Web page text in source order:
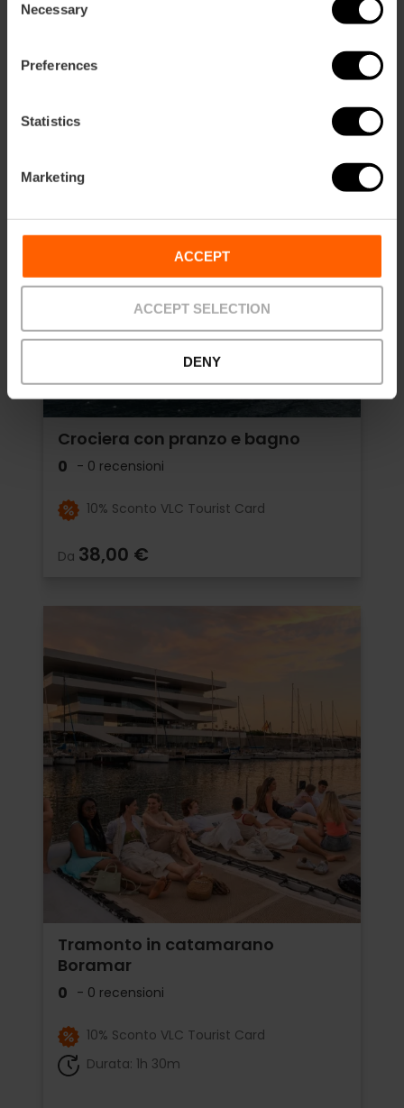
Selection
Necessary
Preferences
Statistics
Marketing
ACCEPT
ACCEPT SELECTION
DENY
Crociera con pranzo e bagno
0 - 0 recensioni
10% Sconto VLC Tourist Card
Da 38,00 €
Tramonto in catamarano
Boramar
0 - 0 recensioni
10% Sconto VLC Tourist Card
Durata: 1h 30m